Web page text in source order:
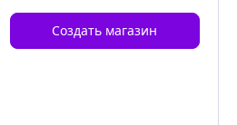
Создать магазин